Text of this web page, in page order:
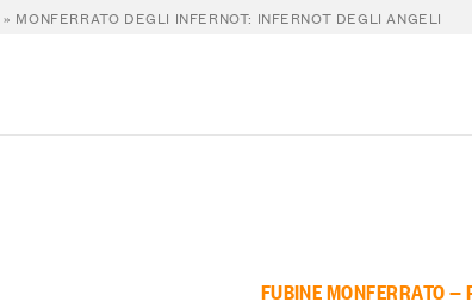
» MONFERRATO DEGLI INFERNOT: INFERNOT DEGLI ANGELI
FUBINE MONFERRATO —